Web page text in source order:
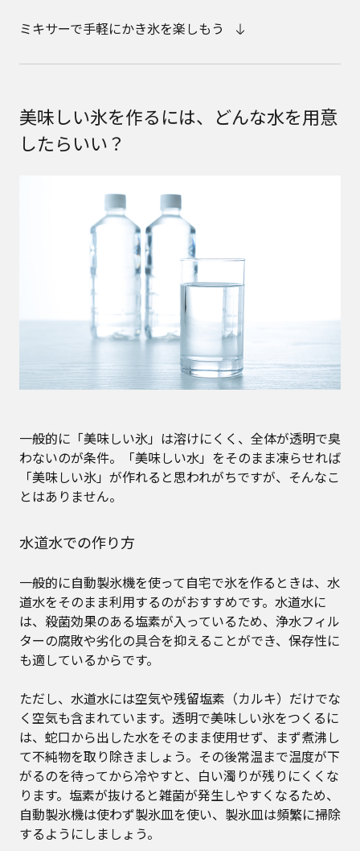
ミキサーで手軽にかき氷を楽しもう
美味しい氷を作るには、どんな水を用意
したらいい？
一般的に「美味しい氷」は溶けにくく、全体が透明で臭
わないのが条件。「美味しい水」をそのまま凍らせれば
「美味しい氷」が作れると思われがちですが、そんなこ
とはありません。
水道水での作り方
一般的に自動製氷機を使って自宅で氷を作るときは、水
道水をそのまま利用するのがおすすめです。水道水に
は、殺菌効果のある塩素が入っているため、浄水フィル
ターの腐敗や劣化の具合を抑えることができ、保存性に
も適しているからです。
ただし、水道水には空気や残留塩素（カルキ）だけでな
く空気も含まれています。透明で美味しい氷をつくるに
は、蛇口から出した水をそのまま使用せず、まず煮沸し
て不純物を取り除きましょう。その後常温まで温度が下
がるのを待ってから冷やすと、白い濁りが残りにくくな
ります。塩素が抜けると雑菌が発生しやすくなるため、
自動製氷機は使わず製氷皿を使い、製氷皿は頻繁に掃除
するようにしましょう。